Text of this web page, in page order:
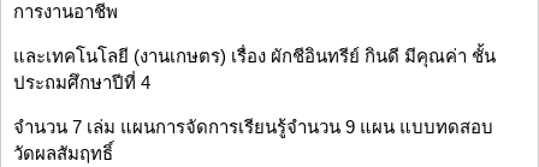
การงานอาชีพ
และเทคโนโลยี (งานเกษตร) เรื่อง ผักชีอินทรีย์ กินดี มีคุณค่า ชั้น
ประถมศึกษาปีที่ 4
จำนวน 7 เล่ม แผนการจัดการเรียนรู้จำนวน 9 แผน แบบทดสอบ
วัดผลสัมฤทธิ์